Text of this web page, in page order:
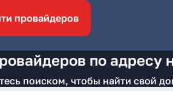
провайдеров
по адресу
поиском, чтобы найти свой